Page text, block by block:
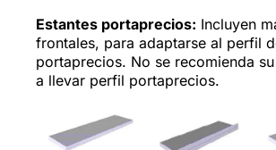
Estantes portaprecios: Incluyen
frontales, para adaptarse al perfil
portaprecios. No se recomienda
a llevar perfil portaprecios.